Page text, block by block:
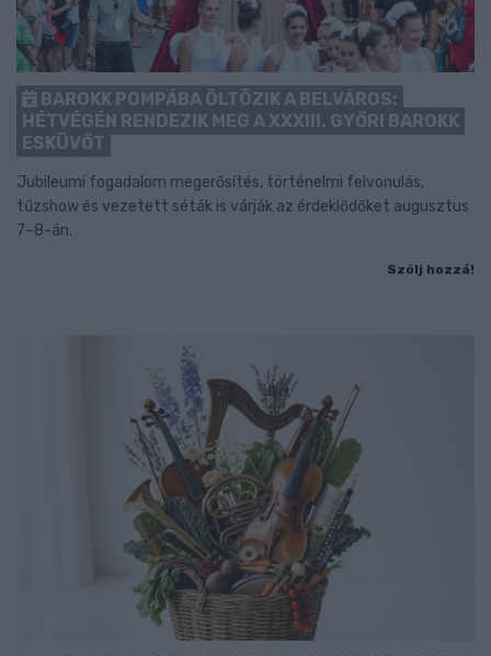
BAROKK POMPÁBA ÖLTÖZIK A BELVÁROS:
HÉTVÉGÉN RENDEZIK MEG A XXXIII. GYŐRI BAROKK
ESKÜVŐT
Jubileumi fogadalom megerősítés, történelmi felvonulás,
tűzshow és vezetett séták is várják az érdeklődőket augusztus
7–8-án.
Szólj hozzá!